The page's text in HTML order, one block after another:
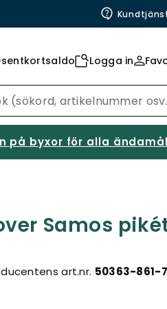
Logga in
på byxor för alla
Samos
art.nr. 50363-861-